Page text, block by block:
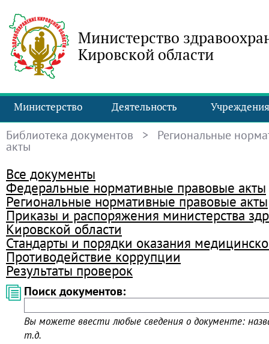
Министерство
Кировской области
Министерство Деятельность Учреждения
Библиотека документов > Региональные
акты
Все документы
Федеральные нормативные правовые акты
Региональные нормативные правовые акты
Приказы и распоряжения министерства
Кировской области
Стандарты и порядки оказания
Противодействие коррупции
Результаты проверок
Поиск документов:
Вы можете ввести любые сведения о документе:
т.д.